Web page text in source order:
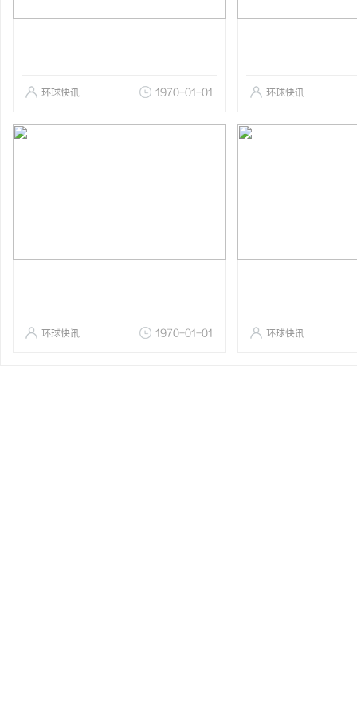
环球快讯 1970-01-01 环球快讯
环球快讯 1970-01-01 环球快讯